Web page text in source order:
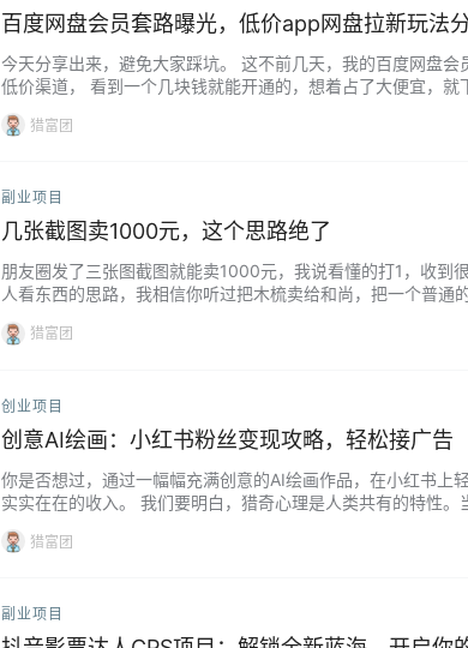
百度网盘会员套路曝光，低价app网盘拉新玩法
今天分享出来，避免大家踩坑。 这不前几天，我的百度网盘
低价渠道， 看到一个几块钱就能开通的，想着占了大便宜，
猎富团
副业项目
几张截图卖1000元，这个思路绝了
朋友圈发了三张图截图就能卖1000元，我说看懂的打1，收到
人看东西的思路，我相信你听过把木梳卖给和尚，把一个普
猎富团
创业项目
创意AI绘画：小红书粉丝变现攻略，轻松接广告
你是否想过，通过一幅幅充满创意的AI绘画作品，在小红书上
实实在在的收入。 我们要明白，猎奇心理是人类共有的特性
猎富团
副业项目